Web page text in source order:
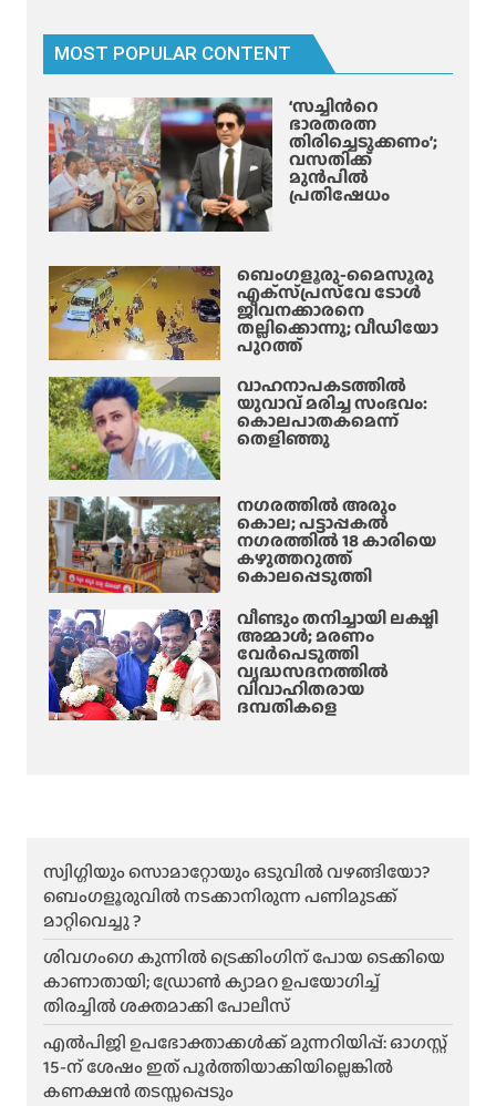
സ്സ
പ്പെ
ടും
MOST POPULAR CONTENT
‘സച്ചിന്‍റെ
ഭാരതരത്ന
തിരിച്ചെടുക്കണം’;
വസതിക്ക്
മുൻപിൽ
പ്രതിഷേധം
ബെംഗളൂരു-മൈസൂരു
എക്‌സ്‌പ്രസ്‌വേ ടോൾ
ജീവനക്കാരനെ
തല്ലിക്കൊന്നു; വീഡിയോ
പുറത്ത്
വാഹനാപകടത്തിൽ
യുവാവ് മരിച്ച സംഭവം:
കൊലപാതകമെന്ന്
തെളിഞ്ഞു
നഗരത്തിൽ അരും
കൊല; പട്ടാപ്പകൽ
നഗരത്തിൽ 18 കാരിയെ
കഴുത്തറുത്ത്
കൊലപ്പെടുത്തി
വീണ്ടും തനിച്ചായി ലക്ഷ്മി
അമ്മാള്‍; മരണം
വേർപെടുത്തി
വൃദ്ധസദനത്തില്‍
വിവാഹിതരായ
ദമ്പതികളെ
സ്വിഗ്ഗിയും സൊമാറ്റോയും ഒടുവിൽ വഴങ്ങിയോ?
ബെംഗളൂരുവിൽ നടക്കാനിരുന്ന പണിമുടക്ക്
മാറ്റിവെച്ചു ?
ശിവഗംഗെ കുന്നിൽ ട്രെക്കിംഗിന് പോയ ടെക്കിയെ
കാണാതായി; ഡ്രോൺ ക്യാമറ ഉപയോഗിച്ച്
തിരച്ചിൽ ശക്തമാക്കി പോലീസ്
എൽപിജി ഉപഭോക്താക്കൾക്ക് മുന്നറിയിപ്പ്: ഓഗസ്റ്റ്
15-ന് ശേഷം ഇത് പൂർത്തിയാക്കിയില്ലെങ്കിൽ
കണക്ഷൻ തടസ്സപ്പെടും